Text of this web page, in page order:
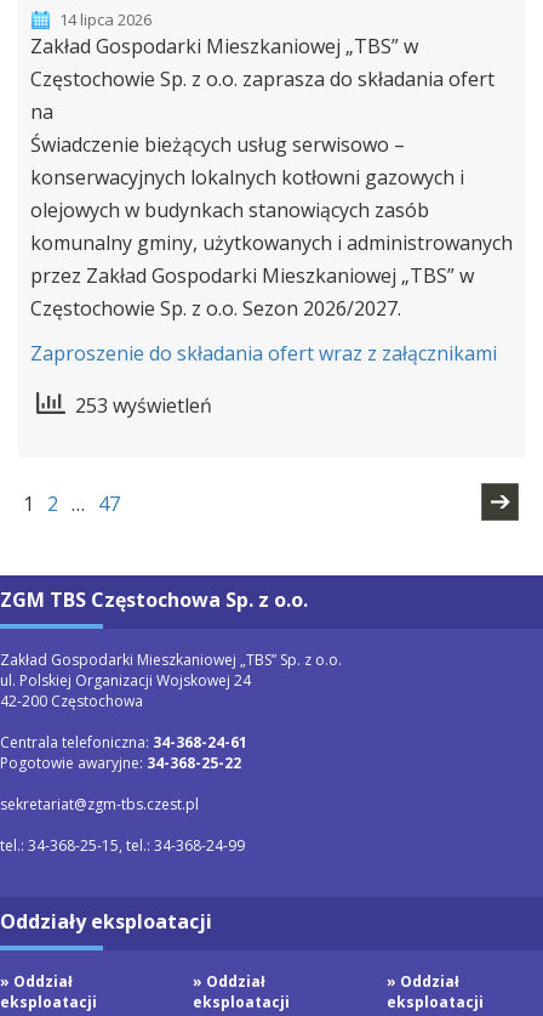
14 lipca 2026
Zakład Gospodarki Mieszkaniowej „TBS” w
Częstochowie Sp. z o.o. zaprasza do składania ofert
na
Świadczenie bieżących usług serwisowo –
konserwacyjnych lokalnych kotłowni gazowych i
olejowych w budynkach stanowiących zasób
komunalny gminy, użytkowanych i administrowanych
przez Zakład Gospodarki Mieszkaniowej „TBS” w
Częstochowie Sp. z o.o. Sezon 2026/2027.
Zaproszenie do składania ofert wraz z załącznikami
253 wyświetleń
1 2 … 47
ZGM TBS Częstochowa Sp. z o.o.
Zakład Gospodarki Mieszkaniowej „TBS” Sp. z o.o.
ul. Polskiej Organizacji Wojskowej 24
42-200 Częstochowa
Centrala telefoniczna: 34-368-24-61
Pogotowie awaryjne: 34-368-25-22
sekretariat@zgm-tbs.czest.pl
tel.: 34-368-25-15, tel.: 34-368-24-99
Oddziały eksploatacji
» Oddział
eksploatacji
» Oddział
eksploatacji
» Oddział
eksploatacji